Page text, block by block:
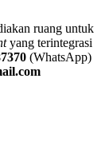
ruang untuk
yang terintegrasi
(WhatsApp)